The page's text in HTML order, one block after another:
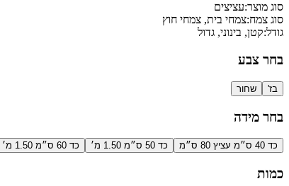
סוג מוצר:עציצים
סוג צמח:צמחי בית, צמחי חוץ
גודל:קטן, בינוני, גדול
בחר צבע
בז' שחור
בחר מידה
כד 40 ס״מ עציץ 80 ס״מ כד 50 ס״מ 1.50 מ׳ כד 60 ס״מ 1.50 מ׳
כמות